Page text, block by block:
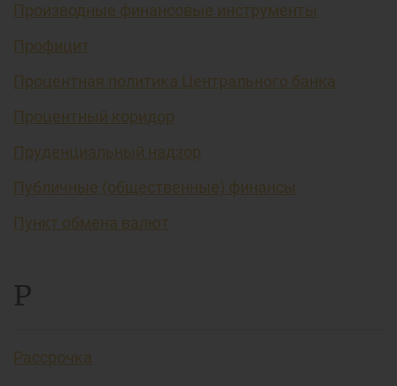
Производные финансовые инструменты
Профицит
Процентная политика Центрального банка
Процентный коридор
Пруденциальный надзор
Публичные (общественные) финансы
Пункт обмена валют
Р
Рассрочка